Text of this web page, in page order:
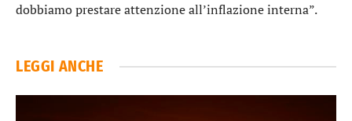
dobbiamo prestare attenzione all’inflazione interna”.
LEGGI ANCHE